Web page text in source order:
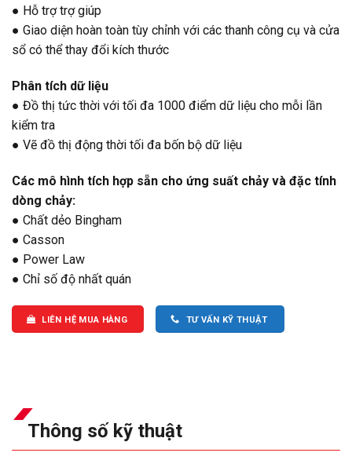
● Hỗ trợ trợ giúp
● Giao diện hoàn toàn tùy chỉnh với các thanh công cụ và cửa
sổ có thể thay đổi kích thước
Phân tích dữ liệu
● Đồ thị tức thời với tối đa 1000 điểm dữ liệu cho mỗi lần
kiểm tra
● Vẽ đồ thị động thời tối đa bốn bộ dữ liệu
Các mô hình tích hợp sẵn cho ứng suất chảy và đặc tính
dòng chảy:
● Chất dẻo Bingham
● Casson
● Power Law
● Chỉ số độ nhất quán
LIÊN HỆ MUA HÀNG TƯ VẤN KỸ THUẬT
Thông số kỹ thuật